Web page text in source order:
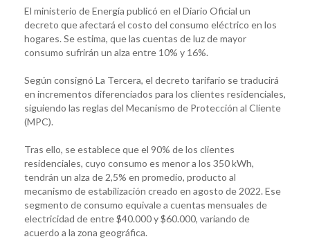
El ministerio de Energía publicó en el Diario Oficial un
decreto que afectará el costo del consumo eléctrico en los
hogares. Se estima, que las cuentas de luz de mayor
consumo sufrirán un alza entre 10% y 16%.
Según consignó La Tercera, el decreto tarifario se traducirá
en incrementos diferenciados para los clientes residenciales,
siguiendo las reglas del Mecanismo de Protección al Cliente
(MPC).
Tras ello, se establece que el 90% de los clientes
residenciales, cuyo consumo es menor a los 350 kWh,
tendrán un alza de 2,5% en promedio, producto al
mecanismo de estabilización creado en agosto de 2022. Ese
segmento de consumo equivale a cuentas mensuales de
electricidad de entre $40.000 y $60.000, variando de
acuerdo a la zona geográfica.